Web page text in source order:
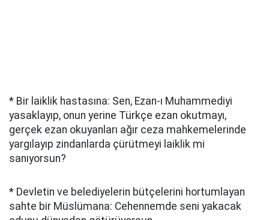
* Bir laiklik hastasına: Sen, Ezan-ı Muhammediyi
yasaklayıp, onun yerine Türkçe ezan okutmayı,
gerçek ezan okuyanları ağır ceza mahkemelerinde
yargılayıp zindanlarda çürütmeyi laiklik mi
sanıyorsun?
* Devletin ve belediyelerin bütçelerini hortumlayan
sahte bir Müslümana: Cehennemde seni yakacak